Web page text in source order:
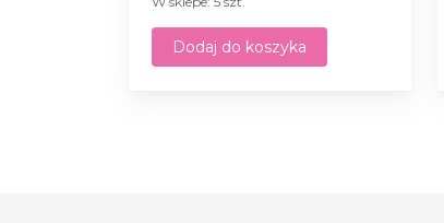
Dodaj do koszyka